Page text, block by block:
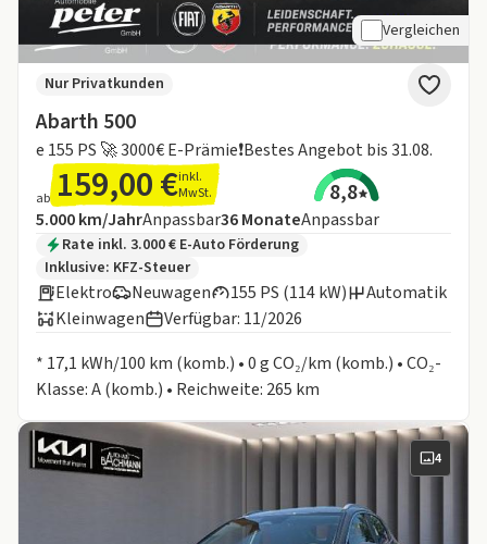
Vergleichen
Abarth 500
e 155 PS 🚀 3000€ E-Prämie❗️Bestes Angebot bis 31.08.
Nur Privatkunden
ab 159,00 €inkl.
MwSt.
8,8
Angebotsdetails:
Inklusive Laufleistung
5.000 km/JahrAnpassbarLaufzeit
36MonateAnpassbar
Zusätzliche Fahrzeuginformationen:
Rate inkl. 3.000 € E-Auto Förderung
Inklusive: KFZ-Steuer
Elektro Neuwagen 155 PS (114 kW)
Automatik
Kleinwagen
Verfügbar: 11/2026
* 17,1 kWh/100 km (komb.) • 0 g CO₂/km (komb.) • CO₂-
Klasse: A (komb.) • Reichweite: 265 km
4